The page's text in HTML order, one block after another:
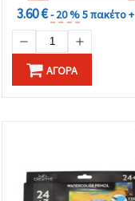
3.60 €- 20 %5 πακέτο +
ΑΓΟΡΆ